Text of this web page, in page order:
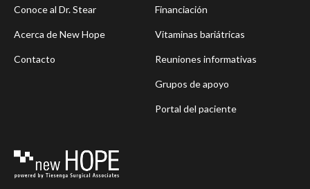
Financiación
Vitaminas bariátricas
Reuniones informativas
Grupos de apoyo
Portal del paciente
Conoce al Dr. Stear
Acerca de New Hope
Contacto